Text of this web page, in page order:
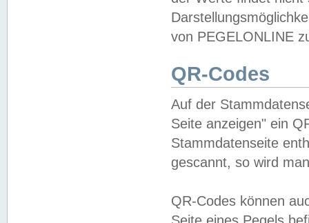
von PEGELONLINE
QR-Codes
Auf der
Seite anzeigen" ein
Stammdatenseite
gescannt, so wird
QR-Codes können